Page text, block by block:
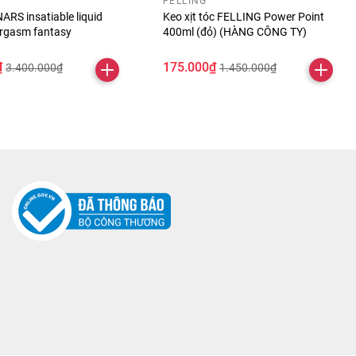
insatiable liquid
fantasy
3.400.000₫
Keo xịt tóc FELLING Power Point
400ml (đỏ) (HÀNG CÔNG TY)
175.000₫ 1.450.000₫